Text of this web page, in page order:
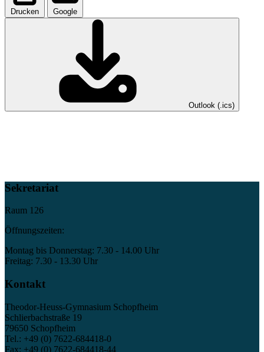
Drucken Google
Outlook (.ics)
Sekretariat
Raum 126
Öffnungszeiten:
Montag bis Donnerstag: 7.30 - 14.00 Uhr
Freitag: 7.30 - 13.30 Uhr
Kontakt
Theodor-Heuss-Gymnasium Schopfheim
Schlierbachstraße 19
79650 Schopfheim
Tel.: +49 (0) 7622-684418-0
Fax: +49 (0) 7622-684418-44